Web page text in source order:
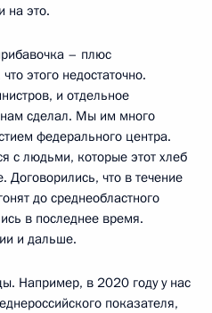
на это.
– плюс
этого недостаточно.
и отдельное
сделал. Мы им много
федерального центра.
с людьми, которые этот хлеб
Договорились, что в течение
до среднеобластного
в последнее время.
и дальше.
Например, в 2020 году у нас
показателя,